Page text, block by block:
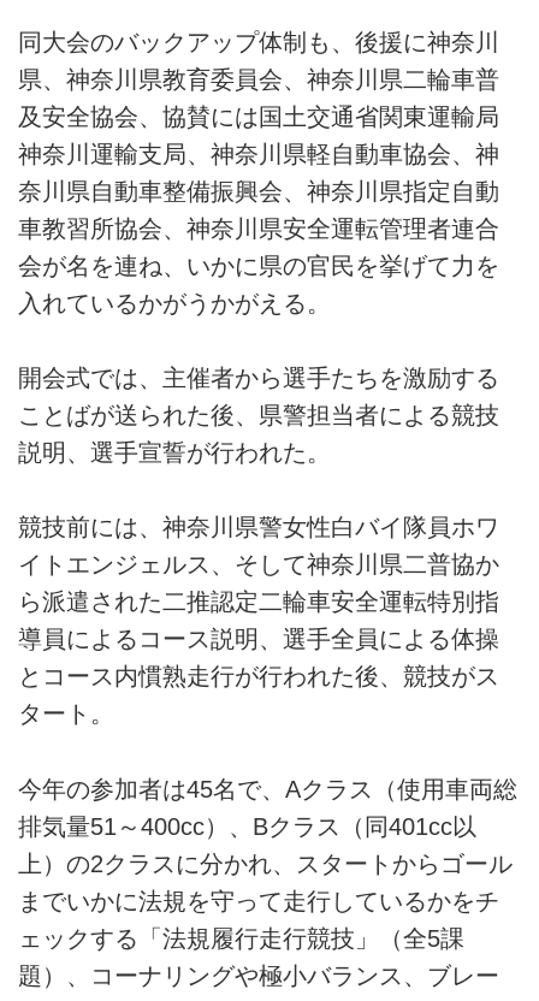
同大会のバックアップ体制も、後援に神奈川
県、神奈川県教育委員会、神奈川県二輪車普
及安全協会、協賛には国土交通省関東運輸局
神奈川運輸支局、神奈川県軽自動車協会、神
奈川県自動車整備振興会、神奈川県指定自動
車教習所協会、神奈川県安全運転管理者連合
会が名を連ね、いかに県の官民を挙げて力を
入れているかがうかがえる。
開会式では、主催者から選手たちを激励する
ことばが送られた後、県警担当者による競技
説明、選手宣誓が行われた。
競技前には、神奈川県警女性白バイ隊員ホワ
イトエンジェルス、そして神奈川県二普協か
ら派遣された二推認定二輪車安全運転特別指
導員によるコース説明、選手全員による体操
とコース内慣熟走行が行われた後、競技がス
タート。
今年の参加者は45名で、Aクラス（使用車両総
排気量51～400cc）、Bクラス（同401cc以
上）の2クラスに分かれ、スタートからゴール
までいかに法規を守って走行しているかをチ
ェックする「法規履行走行競技」（全5課
題）、コーナリングや極小バランス、ブレー